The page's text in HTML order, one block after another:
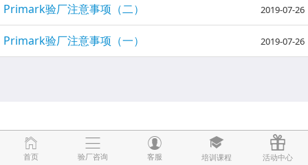
首页 验厂咨询 客服 培训课程 活动中心
Primark验厂注意事项（二） 2019-07-26
Primark验厂注意事项（一） 2019-07-26
首页 验厂咨询 客服 培训课程 活动中心